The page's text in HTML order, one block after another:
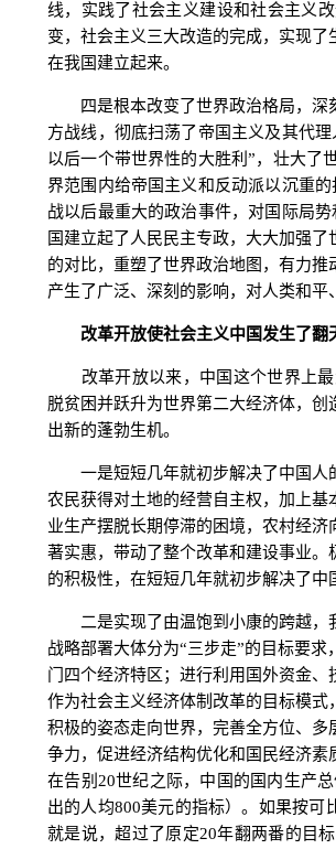
线，实践了社会主义建设和社会主义
变，社会主义三大改造的完成，实现
在我国建立起来。
四是根本改变了世界政治格局，深
方战线，彻底扫荡了帝国主义及其代
以后一个带世界性的大胜利”，壮大了
界范围内给帝国主义和反动派以沉重
战以后最重大的政治事件，对国际局
国建立起了人民民主专政，大大加强
的对比，重塑了世界政治地图，有力
产生了广泛、深刻的影响，对人类和平
改革开放使社会主义中国发生了翻
改革开放以来，中国这个世界上最
脱贫困并跃升为世界第二大经济体，
出新的蓬勃生机。
一是短短几年就初步解决了中国人
农民获得对土地的经营自主权，加上
业生产摆脱长期停滞的困境，农村经
著实惠，带动了整个改革和建设事业
的积极性，在短短几年就初步解决了中
二是实现了由温饱到小康的跨越，
战略部署大体分为“三步走”的目标要
门四个经济特区；进行利用国外资金
作为社会主义经济体制改革的目标模
积极的姿态走向世界，完善全方位、
争力，促进经济结构优化和国民经济素
在告别20世纪之际，中国的国内生产
出的人均800美元的指标）。如果按可
就是说，超过了原定20年翻两番的目